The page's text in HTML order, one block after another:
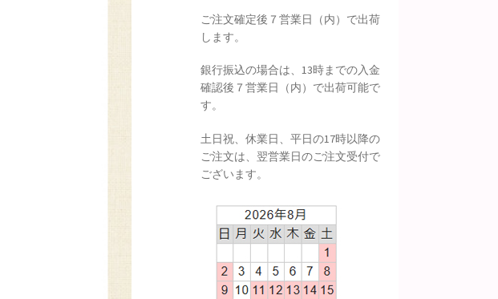
ご注文確定後７営業日（内）で出荷
します。
銀行振込の場合は、13時までの入金
確認後７営業日（内）で出荷可能で
す。
土日祝、休業日、平日の17時以降の
ご注文は、翌営業日のご注文受付で
ございます。